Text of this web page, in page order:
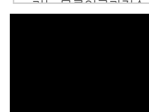
리는 무릎인공관절